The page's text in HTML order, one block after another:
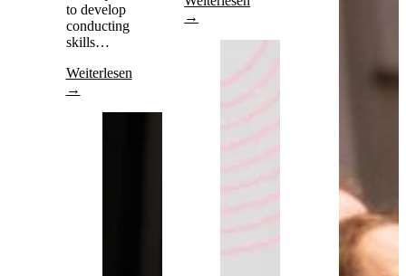
to develop
conducting
skills…
Weiterlesen
→
→